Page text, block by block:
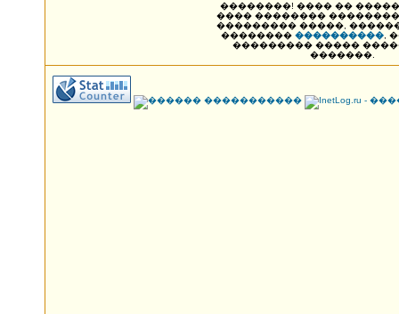
��������! ���� �� �����
���� ��������
��������� �����,
�������� ���������� ,
��������� �����
�������.